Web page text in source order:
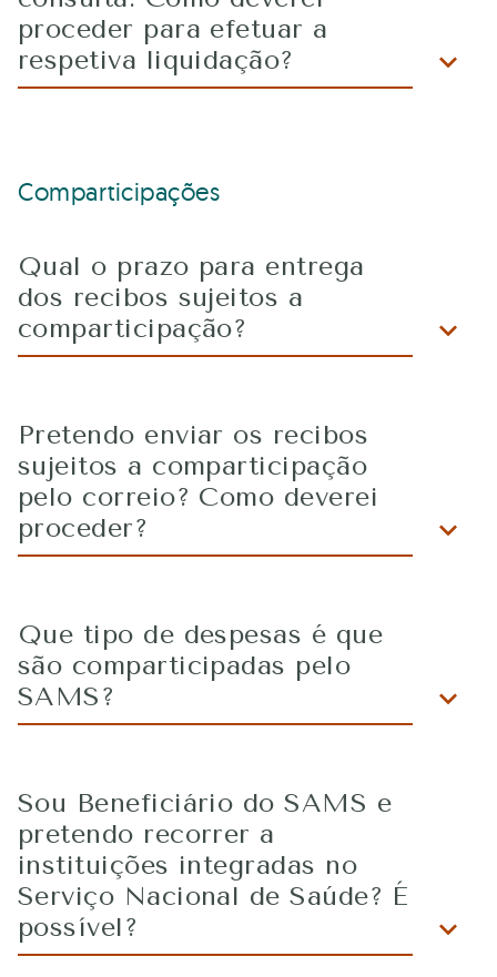
proceder para efetuar a
respetiva liquidação?
Comparticipações
Qual o prazo para entrega
dos recibos sujeitos a
comparticipação?
Pretendo enviar os recibos
sujeitos a comparticipação
pelo correio? Como deverei
proceder?
Que tipo de despesas é que
são comparticipadas pelo
SAMS?
Sou Beneficiário do SAMS e
pretendo recorrer a
instituições integradas no
Serviço Nacional de Saúde? É
possível?